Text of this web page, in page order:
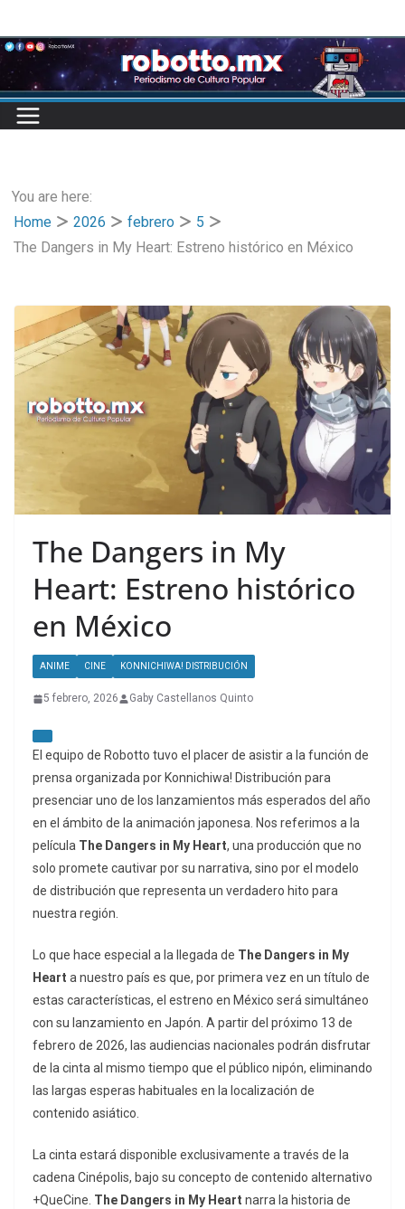
to
content
You are here:
Home
2026 febrero
5
The Dangers in My Heart: Estreno histórico en México
The Dangers in My
Heart: Estreno histórico
en México
ANIME CINE KONNICHIWA! DISTRIBUCIÓN
5 febrero, 2026 Gaby Castellanos Quinto
El equipo de Robotto tuvo el placer de asistir a la función de
prensa organizada por Konnichiwa! Distribución para
presenciar uno de los lanzamientos más esperados del año
en el ámbito de la animación japonesa. Nos referimos a la
película The Dangers in My Heart, una producción que no
solo promete cautivar por su narrativa, sino por el modelo
de distribución que representa un verdadero hito para
nuestra región.
Lo que hace especial a la llegada de The Dangers in My
Heart a nuestro país es que, por primera vez en un título de
estas características, el estreno en México será simultáneo
con su lanzamiento en Japón. A partir del próximo 13 de
febrero de 2026, las audiencias nacionales podrán disfrutar
de la cinta al mismo tiempo que el público nipón, eliminando
las largas esperas habituales en la localización de
contenido asiático.
La cinta estará disponible exclusivamente a través de la
cadena Cinépolis, bajo su concepto de contenido alternativo
+QueCine. The Dangers in My Heart narra la historia de